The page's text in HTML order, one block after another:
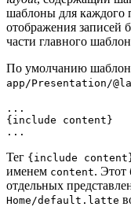
шаблоны для каждого
отображения записей
части главного
По умолчанию шаблон
app/Presentation/
...
{include content}
Тег {include
именем content. Этот
отдельных
Home/default.latte